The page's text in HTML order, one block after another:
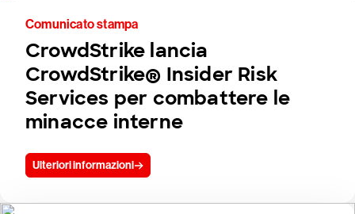
Comunicato stampa
CrowdStrike lancia
CrowdStrike® Insider Risk
Services per combattere le
minacce interne
Ulteriori informazioni